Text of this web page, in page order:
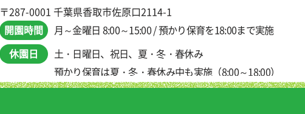
〒287-0001 千葉県香取市佐原口2114-1
開園時間
月～金曜日 8:00～15:00 預かり保育を18:00まで実施
休園日
土・日曜日、祝日、夏・冬・春休み
預かり保育は夏・冬・春休み中も実施（8:00～18:00）